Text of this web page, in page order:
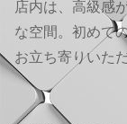
店内は、高級感
な空間。初めて
お立ち寄りいた